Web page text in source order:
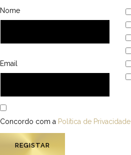
Nome
Email
Concordo com a Política de Privacidade